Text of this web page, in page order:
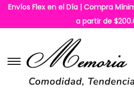
Envíos Flex en el Día | Compra
a partir de
S
a
S
a